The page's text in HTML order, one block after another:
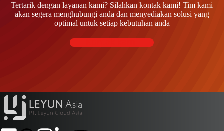
Tertarik dengan layanan kami? Silahkan kontak kami! Tim kami
akan segera menghubungi anda dan menyediakan solusi yang
optimal untuk setiap kebutuhan anda
Kontak kami